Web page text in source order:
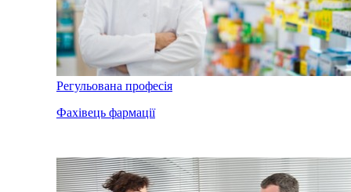
Регульована професія
Фахівець фармації